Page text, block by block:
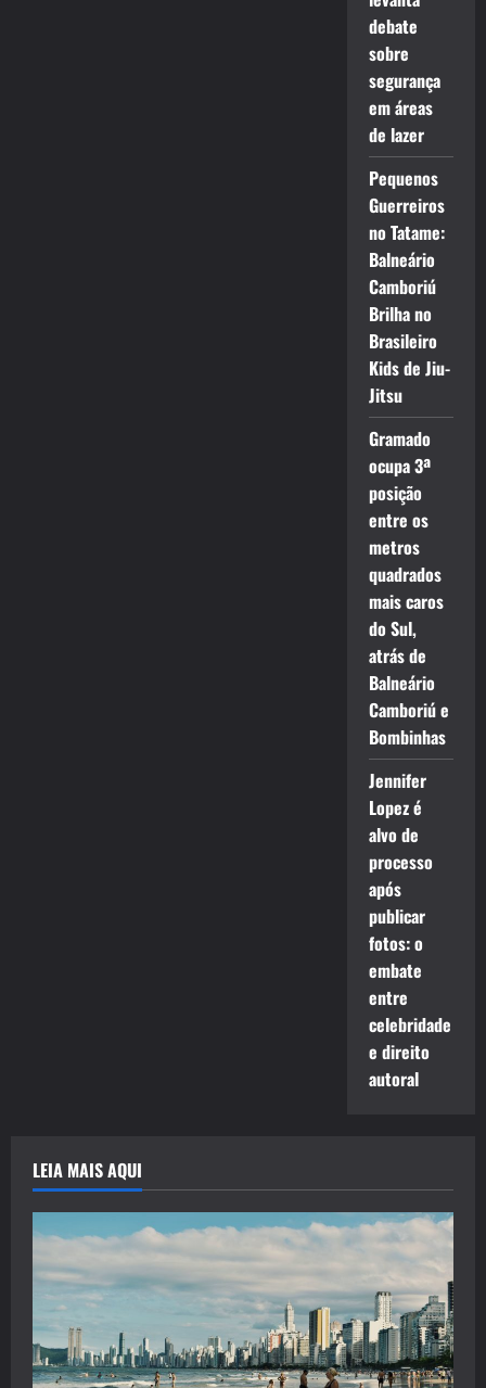
debate
sobre
segurança
em áreas
de lazer
Pequenos
Guerreiros
no Tatame:
Balneário
Camboriú
Brilha no
Brasileiro
Kids de Jiu-
Jitsu
Gramado
ocupa 3ª
posição
entre os
metros
quadrados
mais caros
do Sul,
atrás de
Balneário
Camboriú e
Bombinhas
Jennifer
Lopez é
alvo de
processo
após
publicar
fotos: o
embate
entre
celebridade
e direito
autoral
LEIA MAIS AQUI